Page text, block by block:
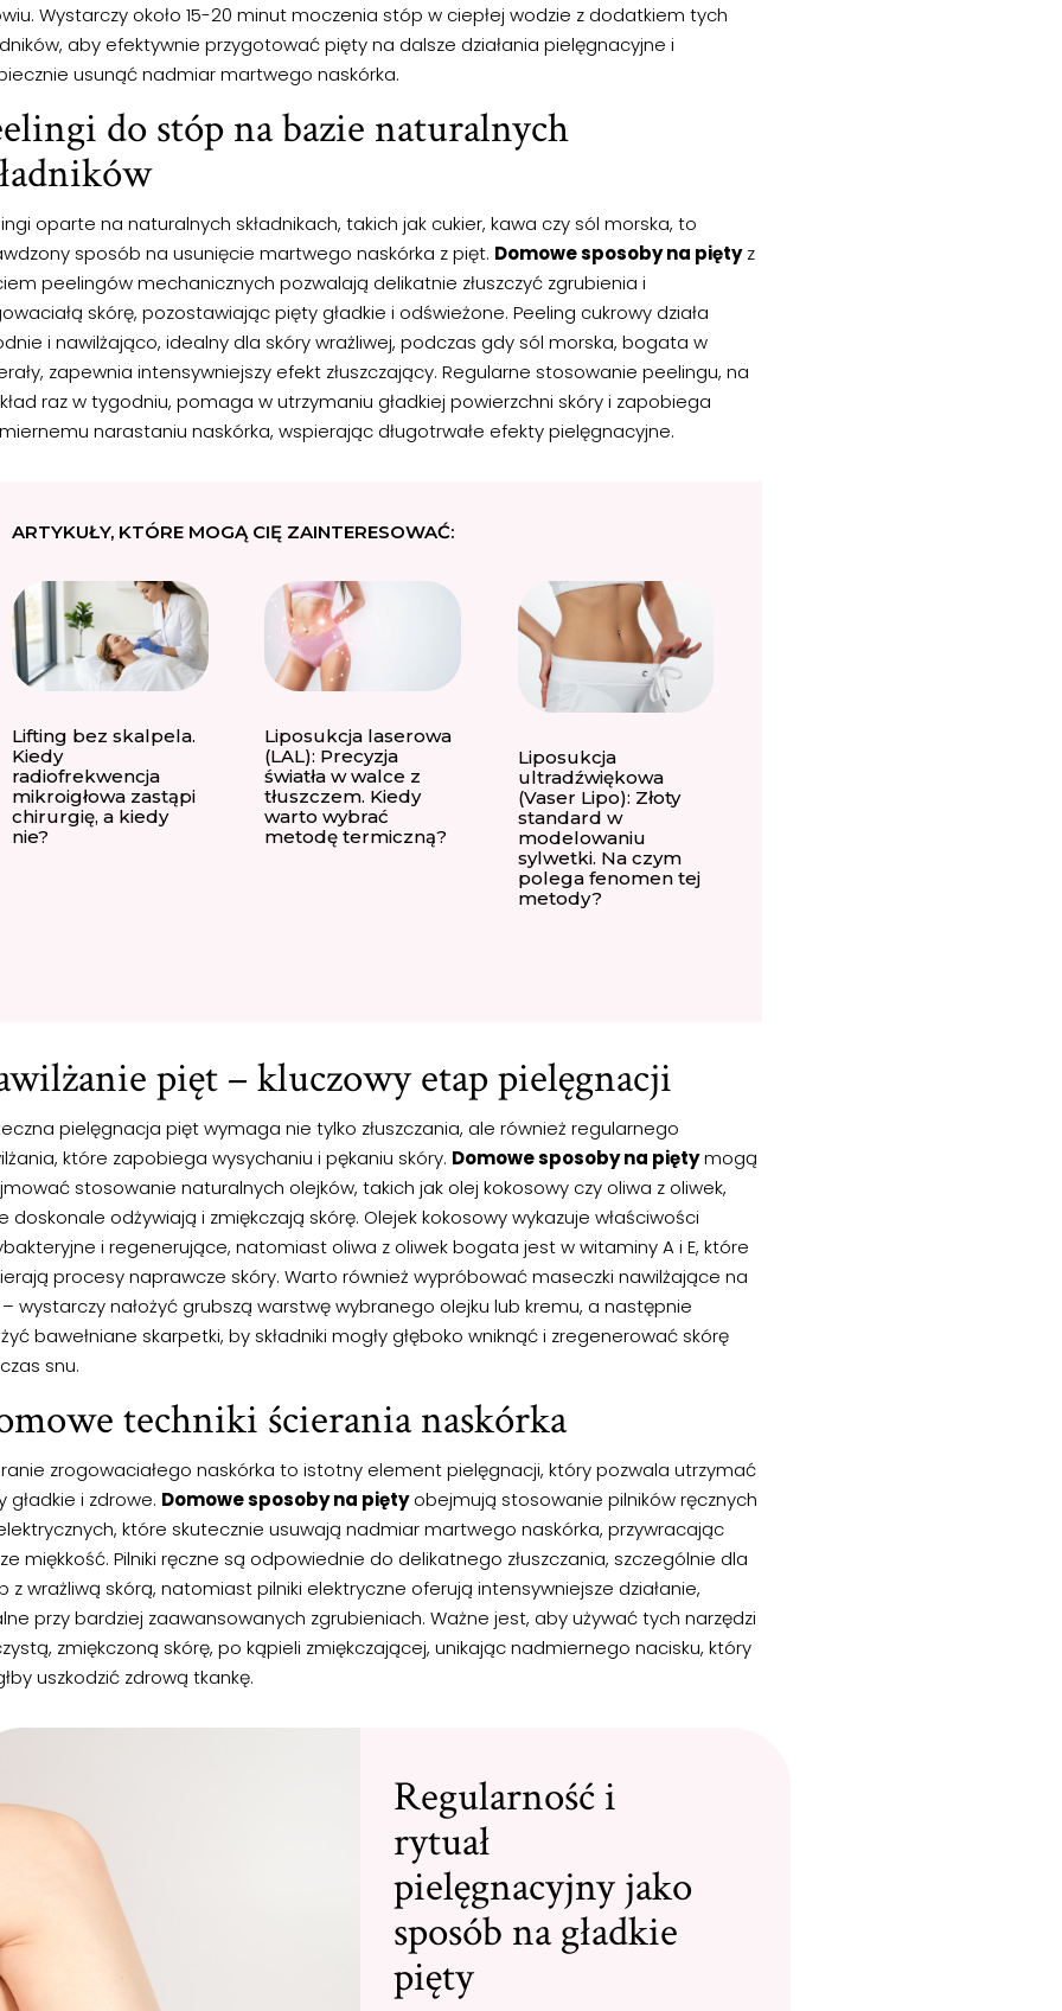
Wystarczy około 15-20 minut moczenia stóp w ciepłej wodzie z dodatkiem tych
aby efektywnie przygotować pięty na dalsze działania pielęgnacyjne i
usunąć nadmiar martwego naskórka.
do stóp na bazie naturalnych
oparte na naturalnych składnikach, takich jak cukier, kawa czy sól morska, to
sposób na usunięcie martwego naskórka z pięt. Domowe sposoby na piętyz
peelingów mechanicznych pozwalają delikatnie złuszczyć zgrubienia i
skórę, pozostawiając pięty gładkie i odświeżone. Peeling cukrowy działa
i nawilżająco, idealny dla skóry wrażliwej, podczas gdy sól morska, bogata w
zapewnia intensywniejszy efekt złuszczający. Regularne stosowanie peelingu, na
raz w tygodniu, pomaga w utrzymaniu gładkiej powierzchni skóry i zapobiega
narastaniu naskórka, wspierając długotrwałe efekty pielęgnacyjne.
ARTYKUŁY, KTÓRE MOGĄ CIĘ ZAINTERESOWAĆ:
Lifting bez skalpela.
Kiedy
radiofrekwencja
mikroigłowa zastąpi
chirurgię, a kiedy
nie?
Liposukcja laserowa
(LAL): Precyzja
światła w walce z
tłuszczem. Kiedy
warto wybrać
metodę termiczną?
Liposukcja
ultradźwiękowa
(Vaser Lipo): Złoty
standard w
modelowaniu
sylwetki. Na czym
polega fenomen tej
metody?
pięt – kluczowy etap pielęgnacji
pielęgnacja pięt wymaga nie tylko złuszczania, ale również regularnego
które zapobiega wysychaniu i pękaniu skóry. Domowe sposoby na piętymogą
stosowanie naturalnych olejków, takich jak olej kokosowy czy oliwa z oliwek,
doskonale odżywiają i zmiękczają skórę. Olejek kokosowy wykazuje właściwości
i regenerujące, natomiast oliwa z oliwek bogata jest w witaminy A i E, które
procesy naprawcze skóry. Warto również wypróbować maseczki nawilżające na
wystarczy nałożyć grubszą warstwę wybranego olejku lub kremu, a następnie
bawełniane skarpetki, by składniki mogły głęboko wniknąć i zregenerować skórę
snu.
techniki ścierania naskórka
zrogowaciałego naskórka to istotny element pielęgnacji, który pozwala utrzymać
gładkie i zdrowe. Domowe sposoby na piętyobejmują stosowanie pilników ręcznych
które skutecznie usuwają nadmiar martwego naskórka, przywracając
miękkość. Pilniki ręczne są odpowiednie do delikatnego złuszczania, szczególnie dla
z wrażliwą skórą, natomiast pilniki elektryczne oferują intensywniejsze działanie,
przy bardziej zaawansowanych zgrubieniach. Ważne jest, aby używać tych narzędzi
zmiękczoną skórę, po kąpieli zmiękczającej, unikając nadmiernego nacisku, który
uszkodzić zdrową tkankę.
Regularność i
rytuał
pielęgnacyjny jako
sposób na gładkie
pięty